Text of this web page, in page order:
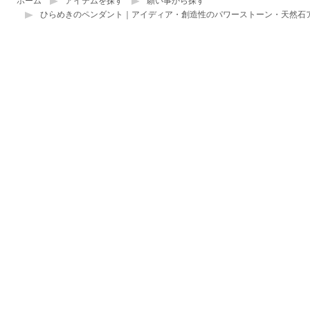
ひらめきのペンダント｜アイディア・創造性のパワーストーン・天然石